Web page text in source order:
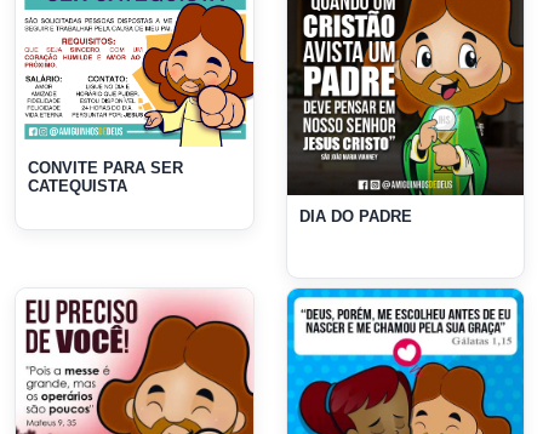
CONVITE PARA SER
CATEQUISTA
DIA DO PADRE